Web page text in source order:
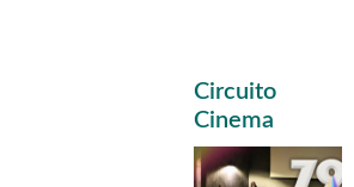
Primary
Sidebar
Circuito
Cinema